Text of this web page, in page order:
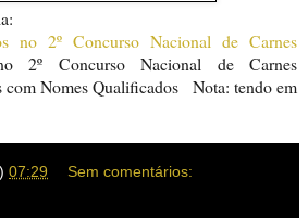
no 2º Concurso Nacional de Carnes
2º Concurso Nacional de Carnes
com Nomes Qualificados Nota: tendo em
07:29 Sem comentários: